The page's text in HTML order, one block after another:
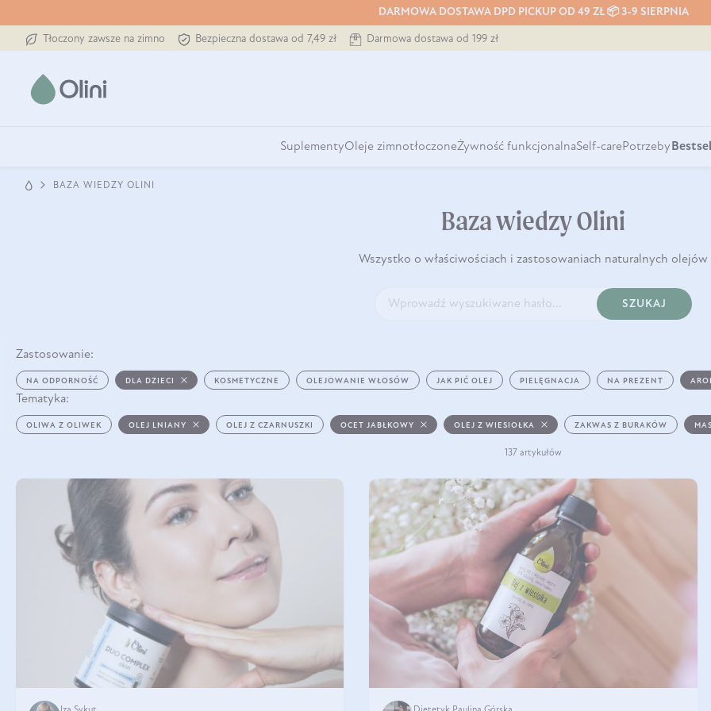
DARMOWA DOSTAWA DPD PICKUP OD 49 ZŁ 📦 3-9 SIERPNIA
Tłoczony zawsze na zimno Bezpieczna dostawa od 7,49 zł Darmowa dostawa od 199 zł
SuplementyOleje zimnotłoczoneŻywność funkcjonalnaSelf-carePotrzeby
BAZA WIEDZY OLINI
Baza wiedzy Olini
Wszystko o właściwościach i zastosowaniach naturalnych olejów
SZUKAJ
Zastosowanie:
NA ODPORNOŚĆ DLA DZIECI KOSMETYCZNE OLEJOWANIE WŁOSÓW JAK PIĆ OLEJ PIELĘGNACJA NA PREZENT
Tematyka:
OLIWA Z OLIWEK OLEJ LNIANY OLEJ Z CZARNUSZKI OCET JABŁKOWY OLEJ Z WIESIOŁKA ZAKWAS Z BURAKÓW
137 artykułów